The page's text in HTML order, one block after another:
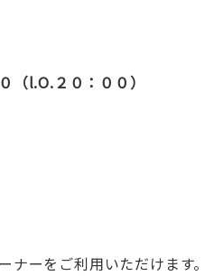
（l.O.２０：００）
ーをご利用いただけます。